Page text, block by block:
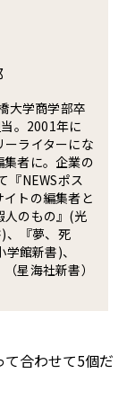
大学商学部卒
。2001年に
ライターにな
者に。企業の
『NEWSポス
トの編集者と
人のもの』(光
、『夢、死
館新書)、
星海社新書）
て合わせて5個だ